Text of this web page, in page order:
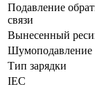
Подавление
связи
Вынесенный
Шумоподавление
Тип зарядки
IEC